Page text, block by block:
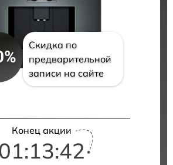
Скидка по
предварительной
записи на сайте
Конец акции